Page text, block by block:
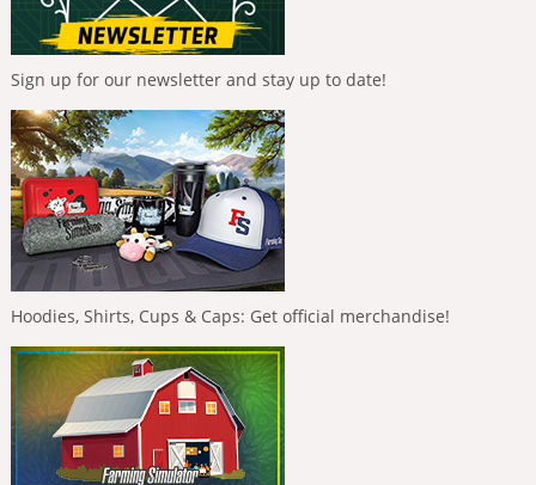
Sign up for our newsletter and stay up to date!
Hoodies, Shirts, Cups & Caps: Get official merchandise!